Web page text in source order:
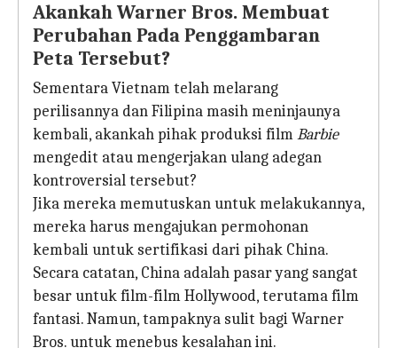
Akankah Warner Bros. Membuat
Perubahan Pada Penggambaran
Peta Tersebut?
Sementara Vietnam telah melarang
perilisannya dan Filipina masih meninjaunya
kembali, akankah pihak produksi filmBarbie
mengedit atau mengerjakan ulang adegan
kontroversial tersebut?
Jika mereka memutuskan untuk melakukannya,
mereka harus mengajukan permohonan
kembali untuk sertifikasi dari pihak China.
Secara catatan, China adalah pasar yang sangat
besar untuk film-film Hollywood, terutama film
fantasi. Namun, tampaknya sulit bagi Warner
Bros. untuk menebus kesalahan ini.